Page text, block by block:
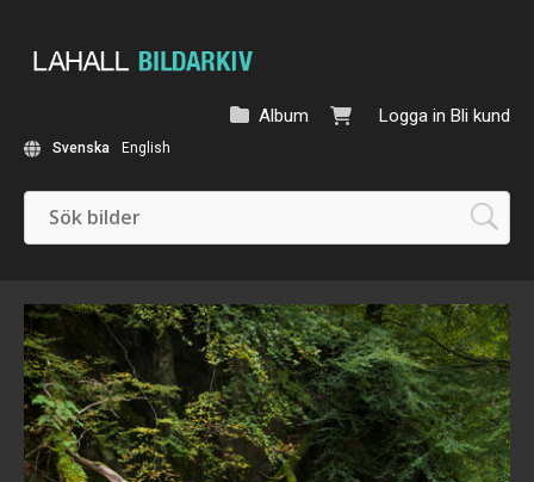
Logga in Bli kund
Album
Svenska English